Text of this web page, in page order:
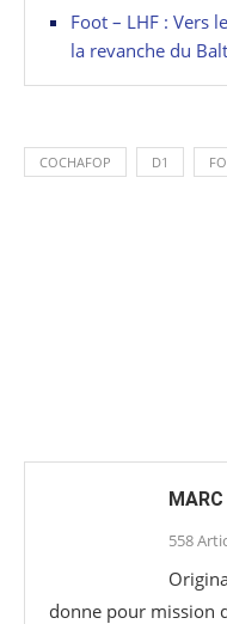
Foot – LHF : Vers
la revanche du
COCHAFOP D1
558
donne pour mission